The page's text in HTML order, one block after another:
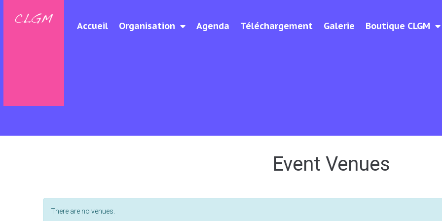
Accueil Organisation Agenda Téléchargement Galerie Boutique CLGM
Event Venues
There are no venues.